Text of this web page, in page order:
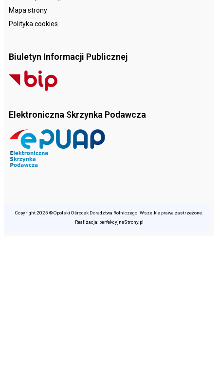
Mapa strony
Polityka cookies
Biuletyn Informacji Publicznej
Elektroniczna Skrzynka Podawcza
Copyright 2025 © Opolski Ośrodek Doradztwa Rolniczego. Wszelkie prawa zastrzeżone.
Realizacja: perfekcyjneStrony.pl